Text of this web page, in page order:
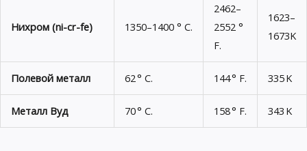
Нихром (ni-cr-fe) 1350–1400 ° C.
2462–
2552 °
F.
1623–
1673K
Полевой металл 62 ° C. 144 ° F. 335 K
Металл Вуд 70 ° C. 158 ° F. 343 K